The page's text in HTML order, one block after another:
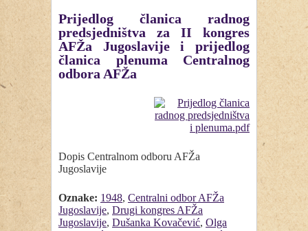
Prijedlog članica radnog
predsjedništva za II kongres
AFŽa Jugoslavije i prijedlog
članica plenuma Centralnog
odbora AFŽa
Dopis Centralnom odboru AFŽa
Jugoslavije
Oznake: 1948, Centralni odbor AFŽa
Jugoslavije, Drugi kongres AFŽa
Jugoslavije, Dušanka Kovačević, Olga